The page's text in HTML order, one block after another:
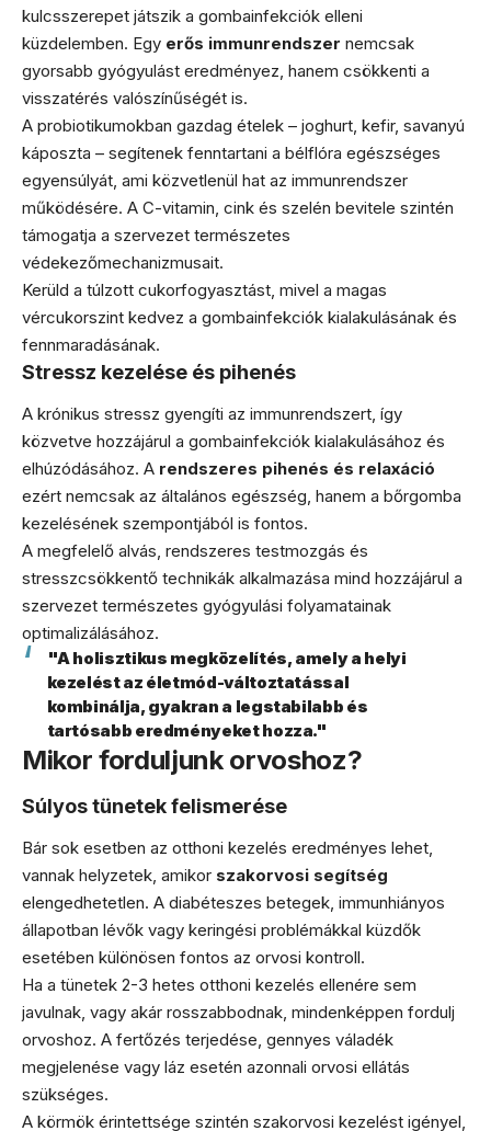
kulcsszerepet játszik a gombainfekciók elleni
küzdelemben. Egy erős immunrendszer nemcsak
gyorsabb gyógyulást eredményez, hanem csökkenti a
visszatérés valószínűségét is.
A probiotikumokban gazdag ételek – joghurt, kefir, savanyú
káposzta – segítenek fenntartani a bélflóra egészséges
egyensúlyát, ami közvetlenül hat az immunrendszer
működésére. A C-vitamin, cink és szelén bevitele szintén
támogatja a szervezet természetes
védekezőmechanizmusait.
Kerüld a túlzott cukorfogyasztást, mivel a magas
vércukorszint kedvez a gombainfekciók kialakulásának és
fennmaradásának.
Stressz kezelése és pihenés
A krónikus stressz gyengíti az immunrendszert, így
közvetve hozzájárul a gombainfekciók kialakulásához és
elhúzódásához. A rendszeres pihenés és relaxáció
ezért nemcsak az általános egészség, hanem a bőrgomba
kezelésének szempontjából is fontos.
A megfelelő alvás, rendszeres testmozgás és
stresszcsökkentő technikák alkalmazása mind hozzájárul a
szervezet természetes gyógyulási folyamatainak
optimalizálásához.
"A holisztikus megközelítés, amely a helyi
kezelést az életmód-változtatással
kombinálja, gyakran a legstabilabb és
tartósabb eredményeket hozza."
Mikor forduljunk orvoshoz?
Súlyos tünetek felismerése
Bár sok esetben az otthoni kezelés eredményes lehet,
vannak helyzetek, amikor szakorvosi segítség
elengedhetetlen. A diabéteszes betegek, immunhiányos
állapotban lévők vagy keringési problémákkal küzdők
esetében különösen fontos az orvosi kontroll.
Ha a tünetek 2-3 hetes otthoni kezelés ellenére sem
javulnak, vagy akár rosszabbodnak, mindenképpen fordulj
orvoshoz. A fertőzés terjedése, gennyes váladék
megjelenése vagy láz esetén azonnali orvosi ellátás
szükséges.
A körmök érintettsége szintén szakorvosi kezelést igényel,